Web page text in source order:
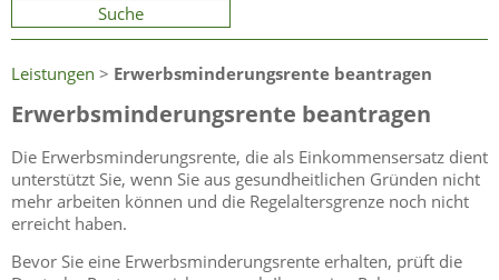
Suche
Leistungen > Erwerbsminderungsrente beantragen
Erwerbsminderungsrente beantragen
Die Erwerbsminderungsrente, die als Einkommensersatz dient
unterstützt Sie, wenn Sie aus gesundheitlichen Gründen nicht
mehr arbeiten können und die Regelaltersgrenze noch nicht
erreicht haben.
Bevor Sie eine Erwerbsminderungsrente erhalten, prüft die